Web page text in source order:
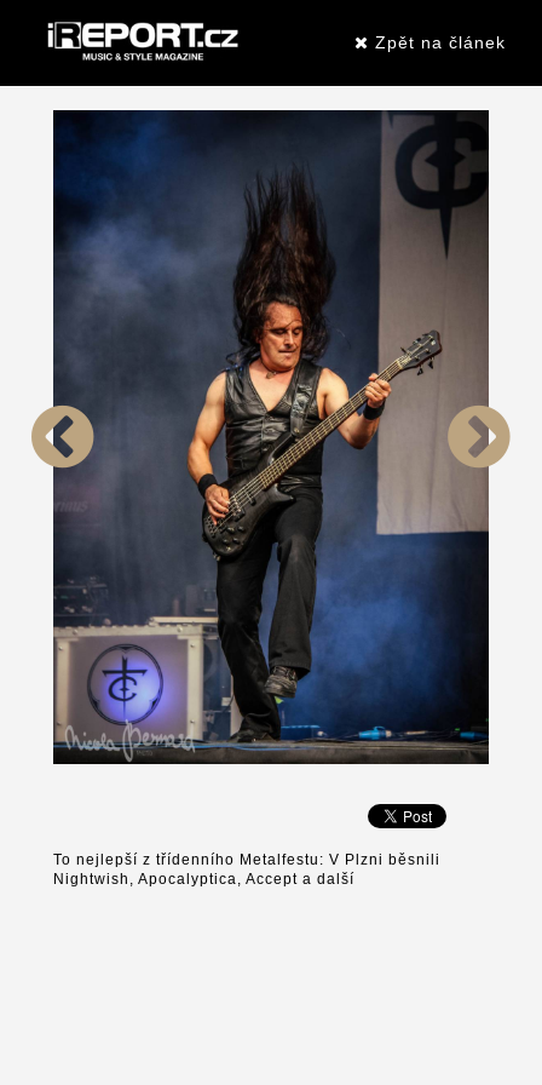
Zpět na článek
To nejlepší z třídenního Metalfestu: V Plzni běsnili
Nightwish, Apocalyptica, Accept a další